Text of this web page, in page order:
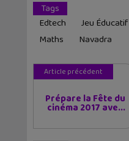
Tags
Edtech
Jeu Éducatif
Maths
Navadra
Article précédent
Prépare la Fête du
cinéma 2017 ave...